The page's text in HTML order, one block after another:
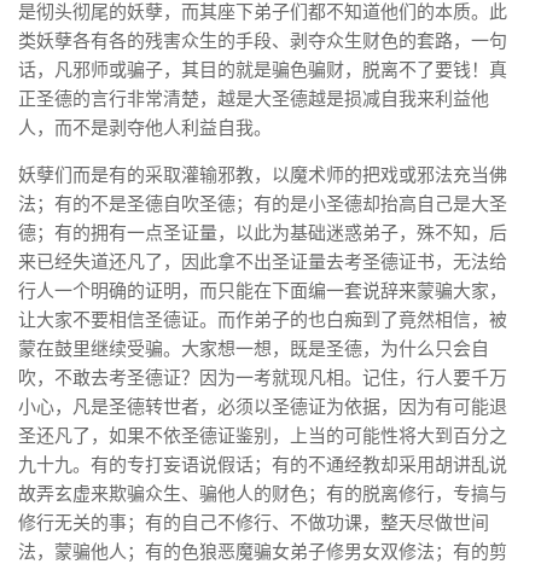
是彻头彻尾的妖孽，而其座下弟子们都不知道他们的本质。此
类妖孽各有各的残害众生的手段、剥夺众生财色的套路，一句
话，凡邪师或骗子，其目的就是骗色骗财，脱离不了要钱！真
正圣德的言行非常清楚，越是大圣德越是损减自我来利益他
人，而不是剥夺他人利益自我。
妖孽们而是有的采取灌输邪教，以魔术师的把戏或邪法充当佛
法；有的不是圣德自吹圣德；有的是小圣德却抬高自己是大圣
德；有的拥有一点圣证量，以此为基础迷惑弟子，殊不知，后
来已经失道还凡了，因此拿不出圣证量去考圣德证书，无法给
行人一个明确的证明，而只能在下面编一套说辞来蒙骗大家，
让大家不要相信圣德证。而作弟子的也白痴到了竟然相信，被
蒙在鼓里继续受骗。大家想一想，既是圣德，为什么只会自
吹，不敢去考圣德证？因为一考就现凡相。记住，行人要千万
小心，凡是圣德转世者，必须以圣德证为依据，因为有可能退
圣还凡了，如果不依圣德证鉴别，上当的可能性将大到百分之
九十九。有的专打妄语说假话；有的不通经教却采用胡讲乱说
故弄玄虚来欺骗众生、骗他人的财色；有的脱离修行，专搞与
修行无关的事；有的自己不修行、不做功课，整天尽做世间
法，蒙骗他人；有的色狼恶魔骗女弟子修男女双修法；有的剪